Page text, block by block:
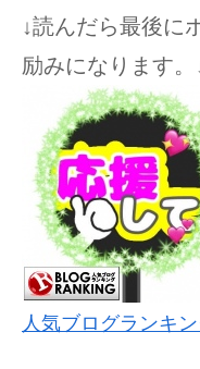
↓読んだら最後に
励みになります。
人気ブログランキ